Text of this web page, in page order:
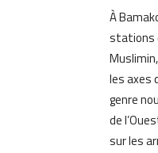
À
stations
les axes
genre
de
sur les